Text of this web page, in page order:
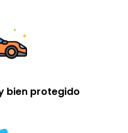
bien protegido